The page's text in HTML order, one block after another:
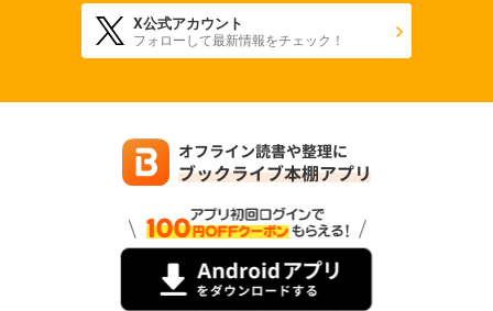
あらすじを表示する
会社をやめて馬主やります！ ― アキコノユメヲ ― 50
円 (税込)
X公式アカウント
フォローして最新情報をチェック！